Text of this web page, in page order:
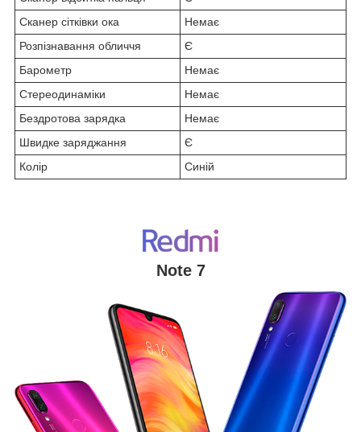
Сканер сітківки ока
Немає
Розпізнавання обличчя
Є
Барометр
Немає
Стереодинаміки
Немає
Бездротова зарядка
Немає
Швидке заряджання
Є
Колір
Синій
Note 7